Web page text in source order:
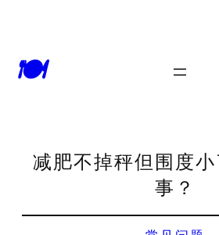
🍽
减肥不掉秤但围度小
事？